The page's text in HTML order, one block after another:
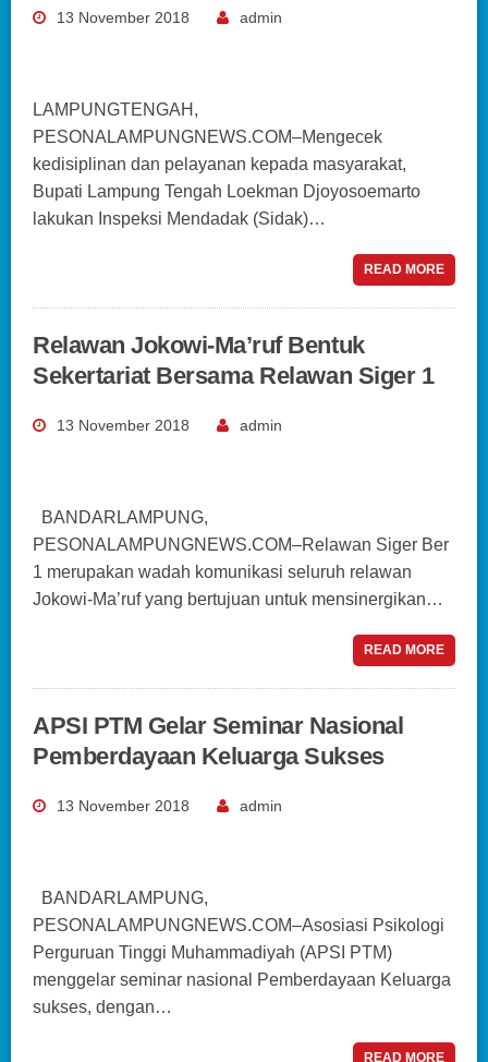
13 November 2018 admin
LAMPUNGTENGAH,
PESONALAMPUNGNEWS.COM–Mengecek
kedisiplinan dan pelayanan kepada masyarakat,
Bupati Lampung Tengah Loekman Djoyosoemarto
lakukan Inspeksi Mendadak (Sidak)…
READ MORE
Relawan Jokowi-Ma’ruf Bentuk
Sekertariat Bersama Relawan Siger 1
13 November 2018 admin
BANDARLAMPUNG,
PESONALAMPUNGNEWS.COM–Relawan Siger Ber
1 merupakan wadah komunikasi seluruh relawan
Jokowi-Ma’ruf yang bertujuan untuk mensinergikan…
READ MORE
APSI PTM Gelar Seminar Nasional
Pemberdayaan Keluarga Sukses
13 November 2018 admin
BANDARLAMPUNG,
PESONALAMPUNGNEWS.COM–Asosiasi Psikologi
Perguruan Tinggi Muhammadiyah (APSI PTM)
menggelar seminar nasional Pemberdayaan Keluarga
sukses, dengan…
READ MORE